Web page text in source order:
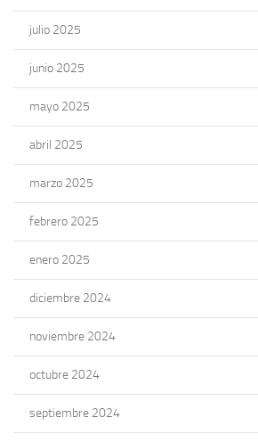
julio 2025
junio 2025
mayo 2025
abril 2025
marzo 2025
febrero 2025
enero 2025
diciembre 2024
noviembre 2024
octubre 2024
septiembre 2024